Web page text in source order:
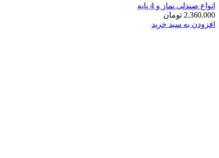
انواع صندلی نماز و 4 پایه
2.360.000 تومان
افزودن به سبد خرید